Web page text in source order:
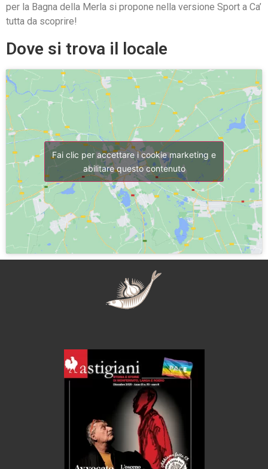
per la Bagna della Merla si propone nella versione Sport a Ca’
tutta da scoprire!
Dove si trova il locale
Fai clic per accettare i cookie marketing e
abilitare questo contenuto